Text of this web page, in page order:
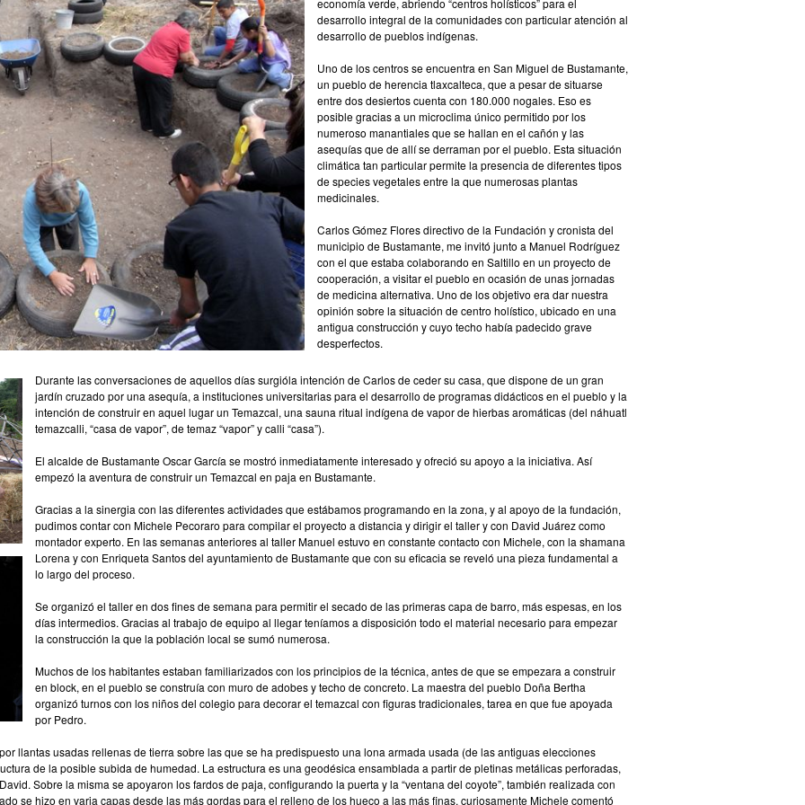
economía verde, abriendo “centros holísticos” para el
desarrollo integral de la comunidades con particular atención al
desarrollo de pueblos indígenas.
Uno de los centros se encuentra en San Miguel de Bustamante,
un pueblo de herencia tlaxcalteca, que a pesar de situarse
entre dos desiertos cuenta con 180.000 nogales. Eso es
posible gracias a un microclima único permitido por los
numeroso manantiales que se hallan en el cañón y las
asequías que de allí se derraman por el pueblo. Esta situación
climática tan particular permite la presencia de diferentes tipos
de species vegetales entre la que numerosas plantas
medicinales.
Carlos Gómez Flores directivo de la Fundación y cronista del
municipio de Bustamante, me invitó junto a Manuel Rodríguez
con el que estaba colaborando en Saltillo en un proyecto de
cooperación, a visitar el pueblo en ocasión de unas jornadas
de medicina alternativa. Uno de los objetivo era dar nuestra
opinión sobre la situación de centro holístico, ubicado en una
antigua construcción y cuyo techo había padecido grave
desperfectos.
Durante las conversaciones de aquellos días surgióla intención de Carlos de ceder su casa, que dispone de un gran
jardín cruzado por una asequía, a instituciones universitarias para el desarrollo de programas didácticos en el pueblo y la
intención de construir en aquel lugar un Temazcal, una sauna ritual indígena de vapor de hierbas aromáticas (del náhuatl
temazcalli, “casa de vapor”, de temaz “vapor” y calli “casa”).
El alcalde de Bustamante Oscar García se mostró inmediatamente interesado y ofreció su apoyo a la iniciativa. Así
empezó la aventura de construir un Temazcal en paja en Bustamante.
Gracias a la sinergia con las diferentes actividades que estábamos programando en la zona, y al apoyo de la fundación,
pudimos contar con Michele Pecoraro para compilar el proyecto a distancia y dirigir el taller y con David Juárez como
montador experto. En las semanas anteriores al taller Manuel estuvo en constante contacto con Michele, con la shamana
Lorena y con Enriqueta Santos del ayuntamiento de Bustamante que con su eficacia se reveló una pieza fundamental a
lo largo del proceso.
Se organizó el taller en dos fines de semana para permitir el secado de las primeras capa de barro, más espesas, en los
días intermedios. Gracias al trabajo de equipo al llegar teníamos a disposición todo el material necesario para empezar
la construcción la que la población local se sumó numerosa.
Muchos de los habitantes estaban familiarizados con los principios de la técnica, antes de que se empezara a construir
en block, en el pueblo se construía con muro de adobes y techo de concreto. La maestra del pueblo Doña Bertha
organizó turnos con los niños del colegio para decorar el temazcal con figuras tradicionales, tarea en que fue apoyada
por Pedro.
llantas usadas rellenas de tierra sobre las que se ha predispuesto una lona armada usada (de las antiguas elecciones
de la posible subida de humedad. La estructura es una geodésica ensamblada a partir de pletinas metálicas perforadas,
Sobre la misma se apoyaron los fardos de paja, configurando la puerta y la “ventana del coyote”, también realizada con
se hizo en varia capas desde las más gordas para el relleno de los hueco a las más finas, curiosamente Michele comentó